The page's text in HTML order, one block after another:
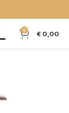
0 € 0,00